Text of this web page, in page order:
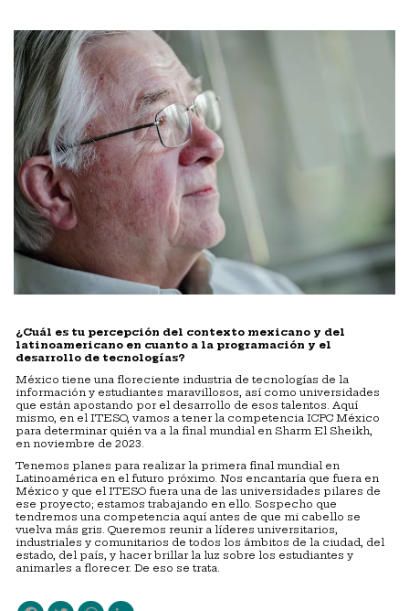
¿Cuál es tu percepción del contexto mexicano y del
latinoamericano en cuanto a la programación y el
desarrollo de tecnologías?
México tiene una floreciente industria de tecnologías de la
información y estudiantes maravillosos, así como universidades
que están apostando por el desarrollo de esos talentos. Aquí
mismo, en el ITESO, vamos a tener la competencia ICPC México
para determinar quién va a la final mundial en Sharm El Sheikh,
en noviembre de 2023.
Tenemos planes para realizar la primera final mundial en
Latinoamérica en el futuro próximo. Nos encantaría que fuera en
México y que el ITESO fuera una de las universidades pilares de
ese proyecto; estamos trabajando en ello. Sospecho que
tendremos una competencia aquí antes de que mi cabello se
vuelva más gris. Queremos reunir a líderes universitarios,
industriales y comunitarios de todos los ámbitos de la ciudad, del
estado, del país, y hacer brillar la luz sobre los estudiantes y
animarles a florecer. De eso se trata.
Facebook
TwitterWhatsApp